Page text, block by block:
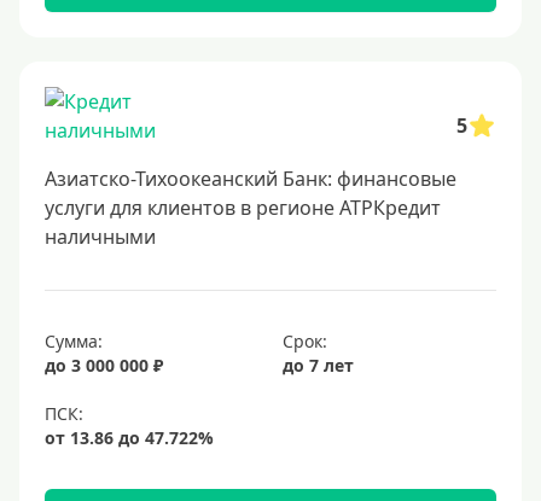
5
Азиатско-Тихоокеанский Банк: финансовые
услуги для клиентов в регионе АТРКредит
наличными
Сумма:
до 3 000 000 ₽
Срок:
до 7 лет